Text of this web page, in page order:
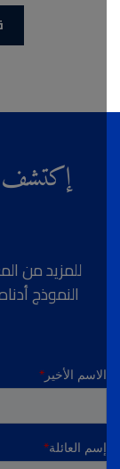
إكتشف
للمزيد من
النموذج